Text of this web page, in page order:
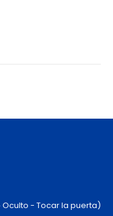
Oculto - Tocar la puerta)